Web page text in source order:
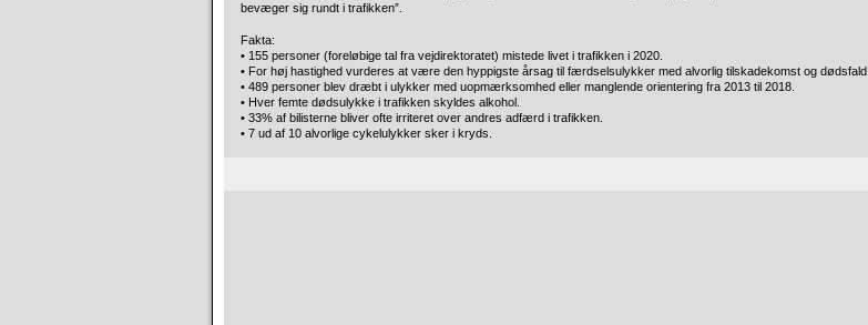
bevæger sig rundt i trafikken”.
Fakta:
• 155 personer (foreløbige tal fra vejdirektoratet) mistede livet i trafikken i 2020.
• For høj hastighed vurderes at være den hyppigste årsag til færdselsulykker med alvorlig tilskadekomst og dødsfald.
• 489 personer blev dræbt i ulykker med uopmærksomhed eller manglende orientering fra 2013 til 2018.
• Hver femte dødsulykke i trafikken skyldes alkohol.
• 33% af bilisterne bliver ofte irriteret over andres adfærd i trafikken.
• 7 ud af 10 alvorlige cykelulykker sker i kryds.